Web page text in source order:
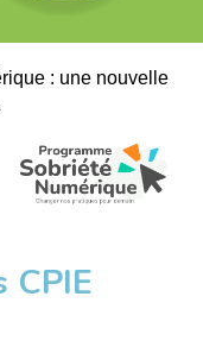
: une nouvelle